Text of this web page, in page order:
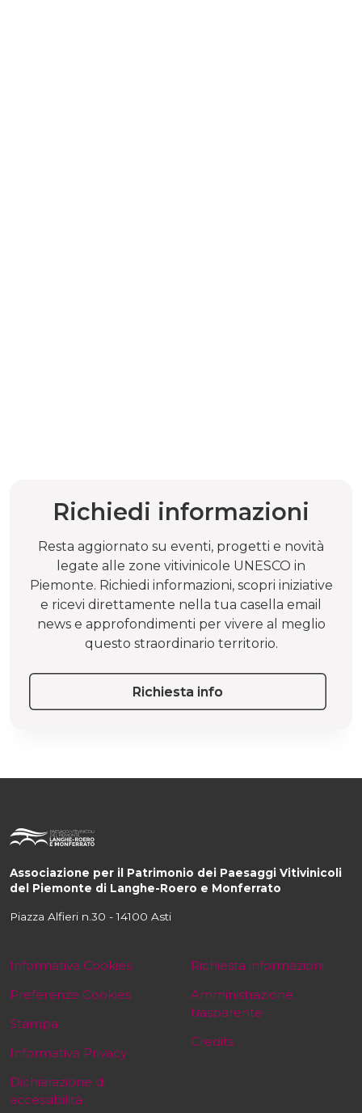
Richiedi informazioni
Resta aggiornato su eventi, progetti e novità
legate alle zone vitivinicole UNESCO in
Piemonte. Richiedi informazioni, scopri iniziative
e ricevi direttamente nella tua casella email
news e approfondimenti per vivere al meglio
questo straordinario territorio.
Richiesta info
Associazione per il Patrimonio dei Paesaggi Vitivinicoli
del Piemonte di Langhe-Roero e Monferrato
Piazza Alfieri n.30 - 14100 Asti
Informativa Cookies
Preferenze Cookies
Stampa
Informativa Privacy
Dichiarazione di
accessibilità
Richiesta informazioni
Amministrazione
trasparente
Credits